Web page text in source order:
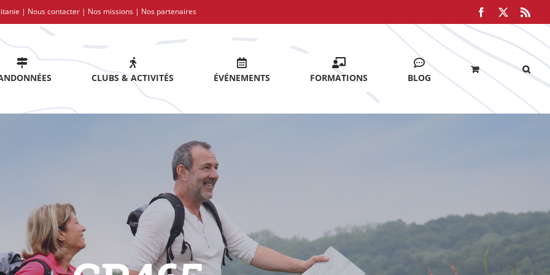
| Nous contacter | Nos missions | Nos partenaires Facebook
CLUBS & ACTIVITÉS ÉVÉNEMENTS FORMATIONS BLOG